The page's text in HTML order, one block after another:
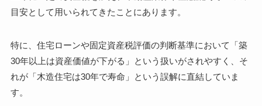
目安として用いられてきたことにあります。
特に、住宅ローンや固定資産税評価の判断基準において「築
30年以上は資産価値が下がる」という扱いがされやすく、そ
れが「木造住宅は30年で寿命」という誤解に直結していま
す。